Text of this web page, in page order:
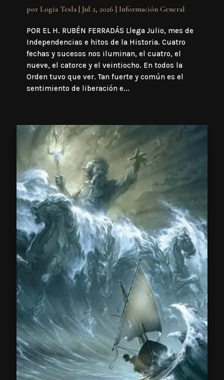
por Logia Tesla| Jul 2, 2026 | Información General
POR EL H. RUBÉN FERRADÁS Llega Julio, mes de
Independencias e hitos de la Historia. Cuatro
fechas y sucesos nos iluminan, el cuatro, el
nueve, el catorce y el veintiocho. En todos la
Orden tuvo que ver. Tan fuerte y común es el
sentimiento de liberación e...